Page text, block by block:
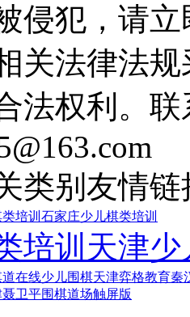
侵犯，请
关法律法
法权利。
类别 友情链
培训 石家庄少儿棋类培训
培训 天津
道在线少儿围棋天津弈格教育秦
聂卫平围棋道场触屏版